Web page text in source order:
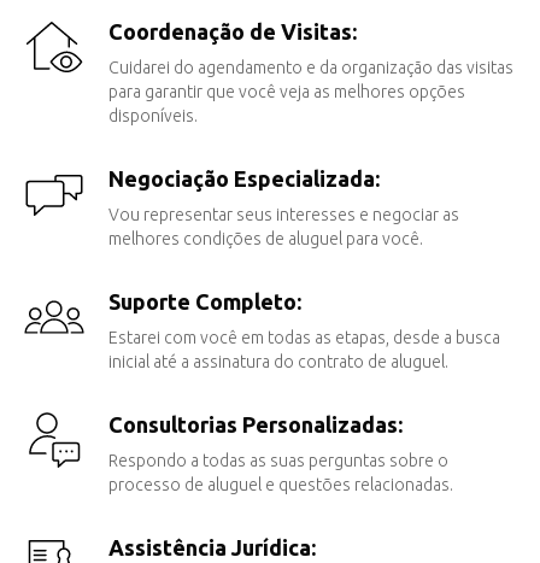
Coordenação de Visitas:
Cuidarei do agendamento e da organização das visitas
para garantir que você veja as melhores opções
disponíveis.
Negociação Especializada:
Vou representar seus interesses e negociar as
melhores condições de aluguel para você.
Suporte Completo:
Estarei com você em todas as etapas, desde a busca
inicial até a assinatura do contrato de aluguel.
Consultorias Personalizadas:
Respondo a todas as suas perguntas sobre o
processo de aluguel e questões relacionadas.
Assistência Jurídica: